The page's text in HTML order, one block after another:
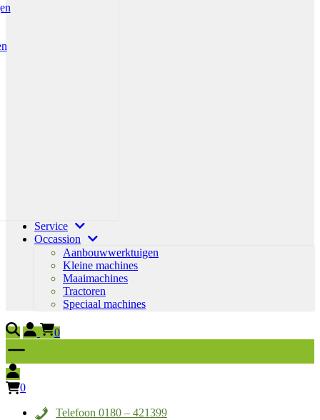
Service
Occassion
Aanbouwwerktuigen
Kleine machines
Maaimachines
Tractoren
Speciaal machines
0
0
Telefoon 0180 – 421399